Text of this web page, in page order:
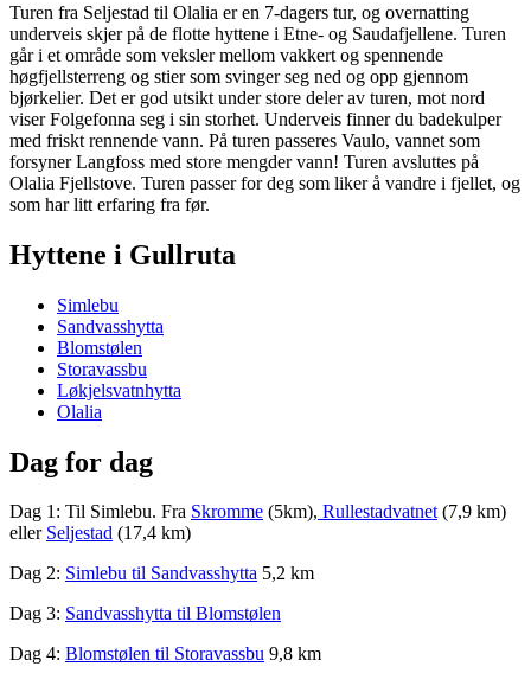
Turen fra Seljestad til Olalia er en 7-dagers tur, og overnatting
underveis skjer på de flotte hyttene i Etne- og Saudafjellene. Turen
går i et område som veksler mellom vakkert og spennende
høgfjellsterreng og stier som svinger seg ned og opp gjennom
bjørkelier. Det er god utsikt under store deler av turen, mot nord
viser Folgefonna seg i sin storhet. Underveis finner du badekulper
med friskt rennende vann. På turen passeres Vaulo, vannet som
forsyner Langfoss med store mengder vann! Turen avsluttes på
Olalia Fjellstove. Turen passer for deg som liker å vandre i fjellet, og
som har litt erfaring fra før.
Hyttene i Gullruta
Simlebu
Sandvasshytta
Blomstølen
Storavassbu
Løkjelsvatnhytta
Olalia
Dag for dag
Dag 1: Til Simlebu. Fra Skromme (5km), Rullestadvatnet(7,9 km)
eller Seljestad (17,4 km)
Dag 2: Simlebu til Sandvasshytta 5,2 km
Dag 3: Sandvasshytta til Blomstølen
Dag 4: Blomstølen til Storavassbu 9,8 km